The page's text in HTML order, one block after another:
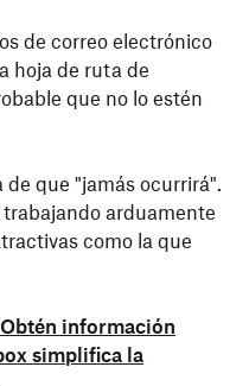
de correo electrónico
hoja de ruta de
que no lo estén
que "jamás ocurrirá".
arduamente
como la que
información
simplifica la